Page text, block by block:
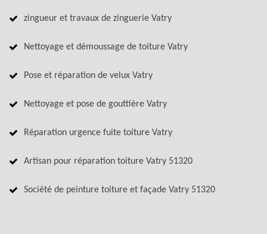
zingueur et travaux de zinguerie Vatry
Nettoyage et démoussage de toiture Vatry
Pose et réparation de velux Vatry
Nettoyage et pose de gouttière Vatry
Réparation urgence fuite toiture Vatry
Artisan pour réparation toiture Vatry 51320
Société de peinture toiture et façade Vatry 51320